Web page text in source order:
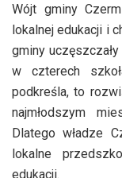
Wójt gminy
lokalnej edukacji i
gminy
w czterech
podkreśla, to
najmłodszym
Dlatego władze
lokalne
edukacji.